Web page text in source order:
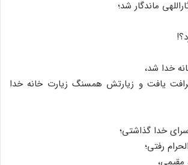
ماندگار شد؛
خدا شد،
یافت و زیارتش همسنگ زیارت خانه خدا
خدا گذاشتی؛
رفتی؛
مقیمی،